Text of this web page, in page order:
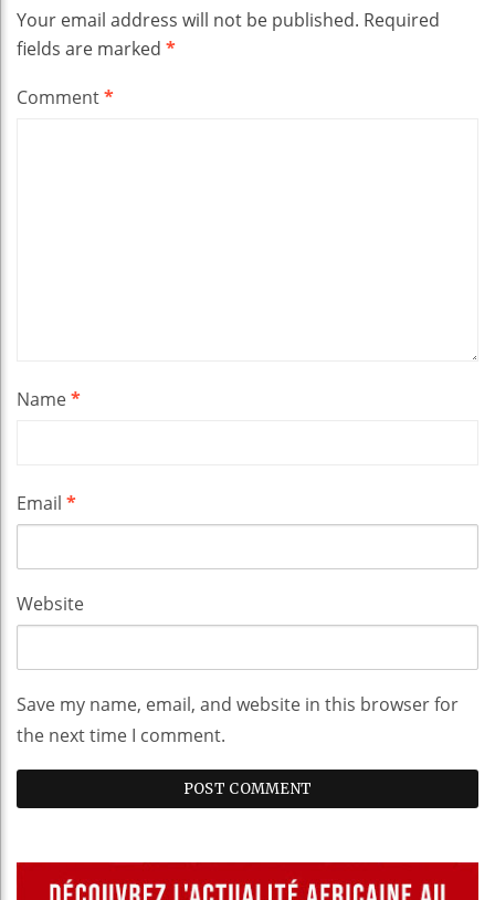
Your email address will not be published. Required
fields are marked *
Comment*
Name*
Email *
Website
Save my name, email, and website in this browser for
the next time I comment.